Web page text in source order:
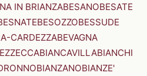
IN BRIANZABESANOBESATE
BESOZZOBESSUDE
CARDEZZABEVAGNA
BIANCAVILLABIANCHI
BIANZANOBIANZE'